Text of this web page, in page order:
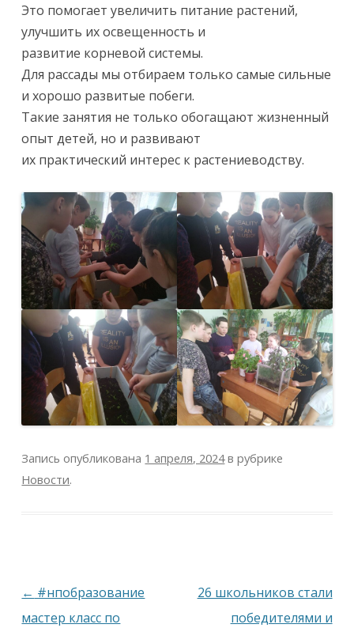
Это помогает увеличить питание растений,
улучшить их освещенность и
развитие корневой системы.
Для рассады мы отбираем только самые сильные
и хорошо развитые побеги.
Такие занятия не только обогащают жизненный
опыт детей, но и развивают
их практический интерес к растениеводству.
Запись опубликована 1 апреля, 2024в рубрике
Новости.
Навигация
по
← #нпобразование
мастер класс по
26 школьников стали
победителями и